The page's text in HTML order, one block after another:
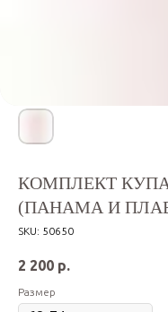
КОМПЛЕКТ
(ПАНАМА И
SKU: 50650
2 200 р.
Размер